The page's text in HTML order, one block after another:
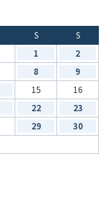
S
S
1
2
8
9
15
16
22
23
29
30